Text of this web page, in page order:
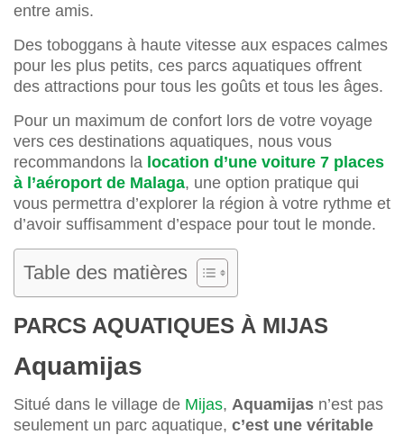
entre amis.
Des toboggans à haute vitesse aux espaces calmes
pour les plus petits, ces parcs aquatiques offrent
des attractions pour tous les goûts et tous les âges.
Pour un maximum de confort lors de votre voyage
vers ces destinations aquatiques, nous vous
recommandons la location d’une voiture 7 places
à l’aéroport de Malaga, une option pratique qui
vous permettra d’explorer la région à votre rythme et
d’avoir suffisamment d’espace pour tout le monde.
Table des matières
PARCS AQUATIQUES À MIJAS
Aquamijas
Situé dans le village de Mijas, Aquamijas n’est pas
seulement un parc aquatique, c’est une véritable